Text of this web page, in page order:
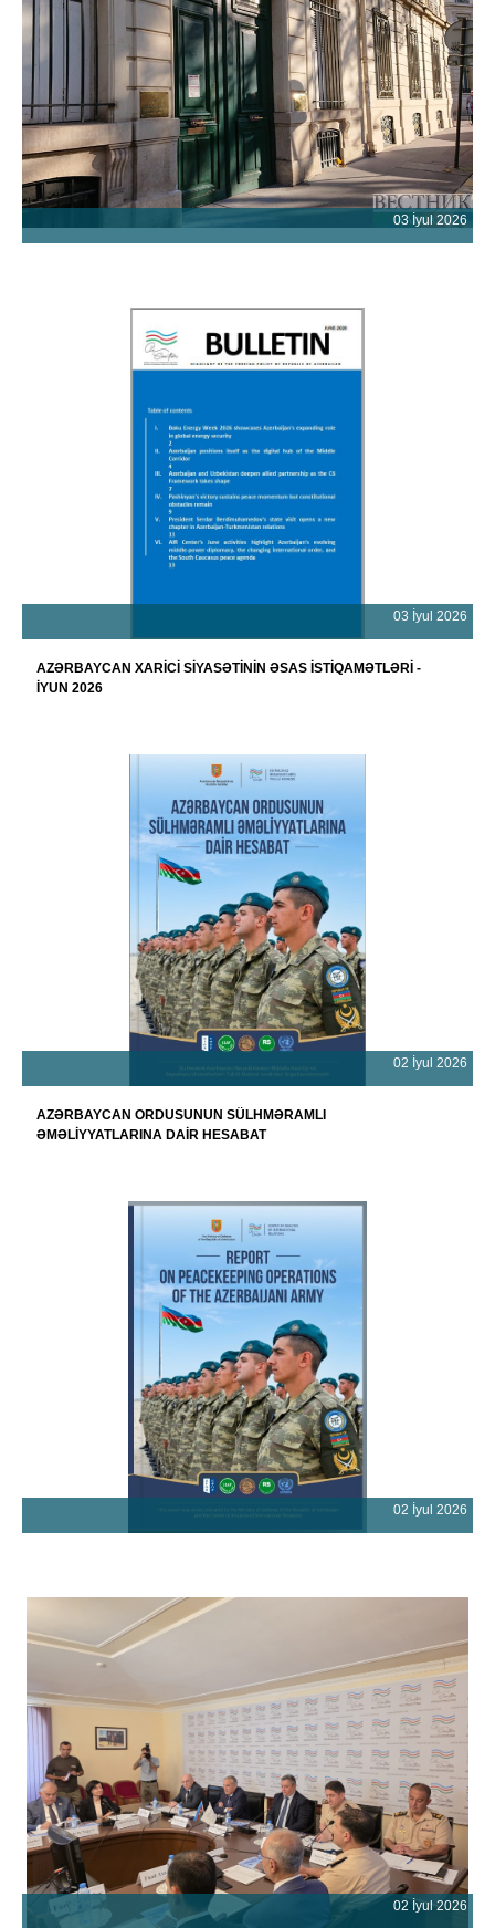
03 İyul 2026
03 İyul 2026
AZƏRBAYCAN XARİCİ SİYASƏTİNİN ƏSAS İSTİQAMƏTLƏRİ -
İYUN 2026
02 İyul 2026
AZƏRBAYCAN ORDUSUNUN SÜLHMƏRAMLI
ƏMƏLİYYATLARINA DAİR HESABAT
02 İyul 2026
02 İyul 2026